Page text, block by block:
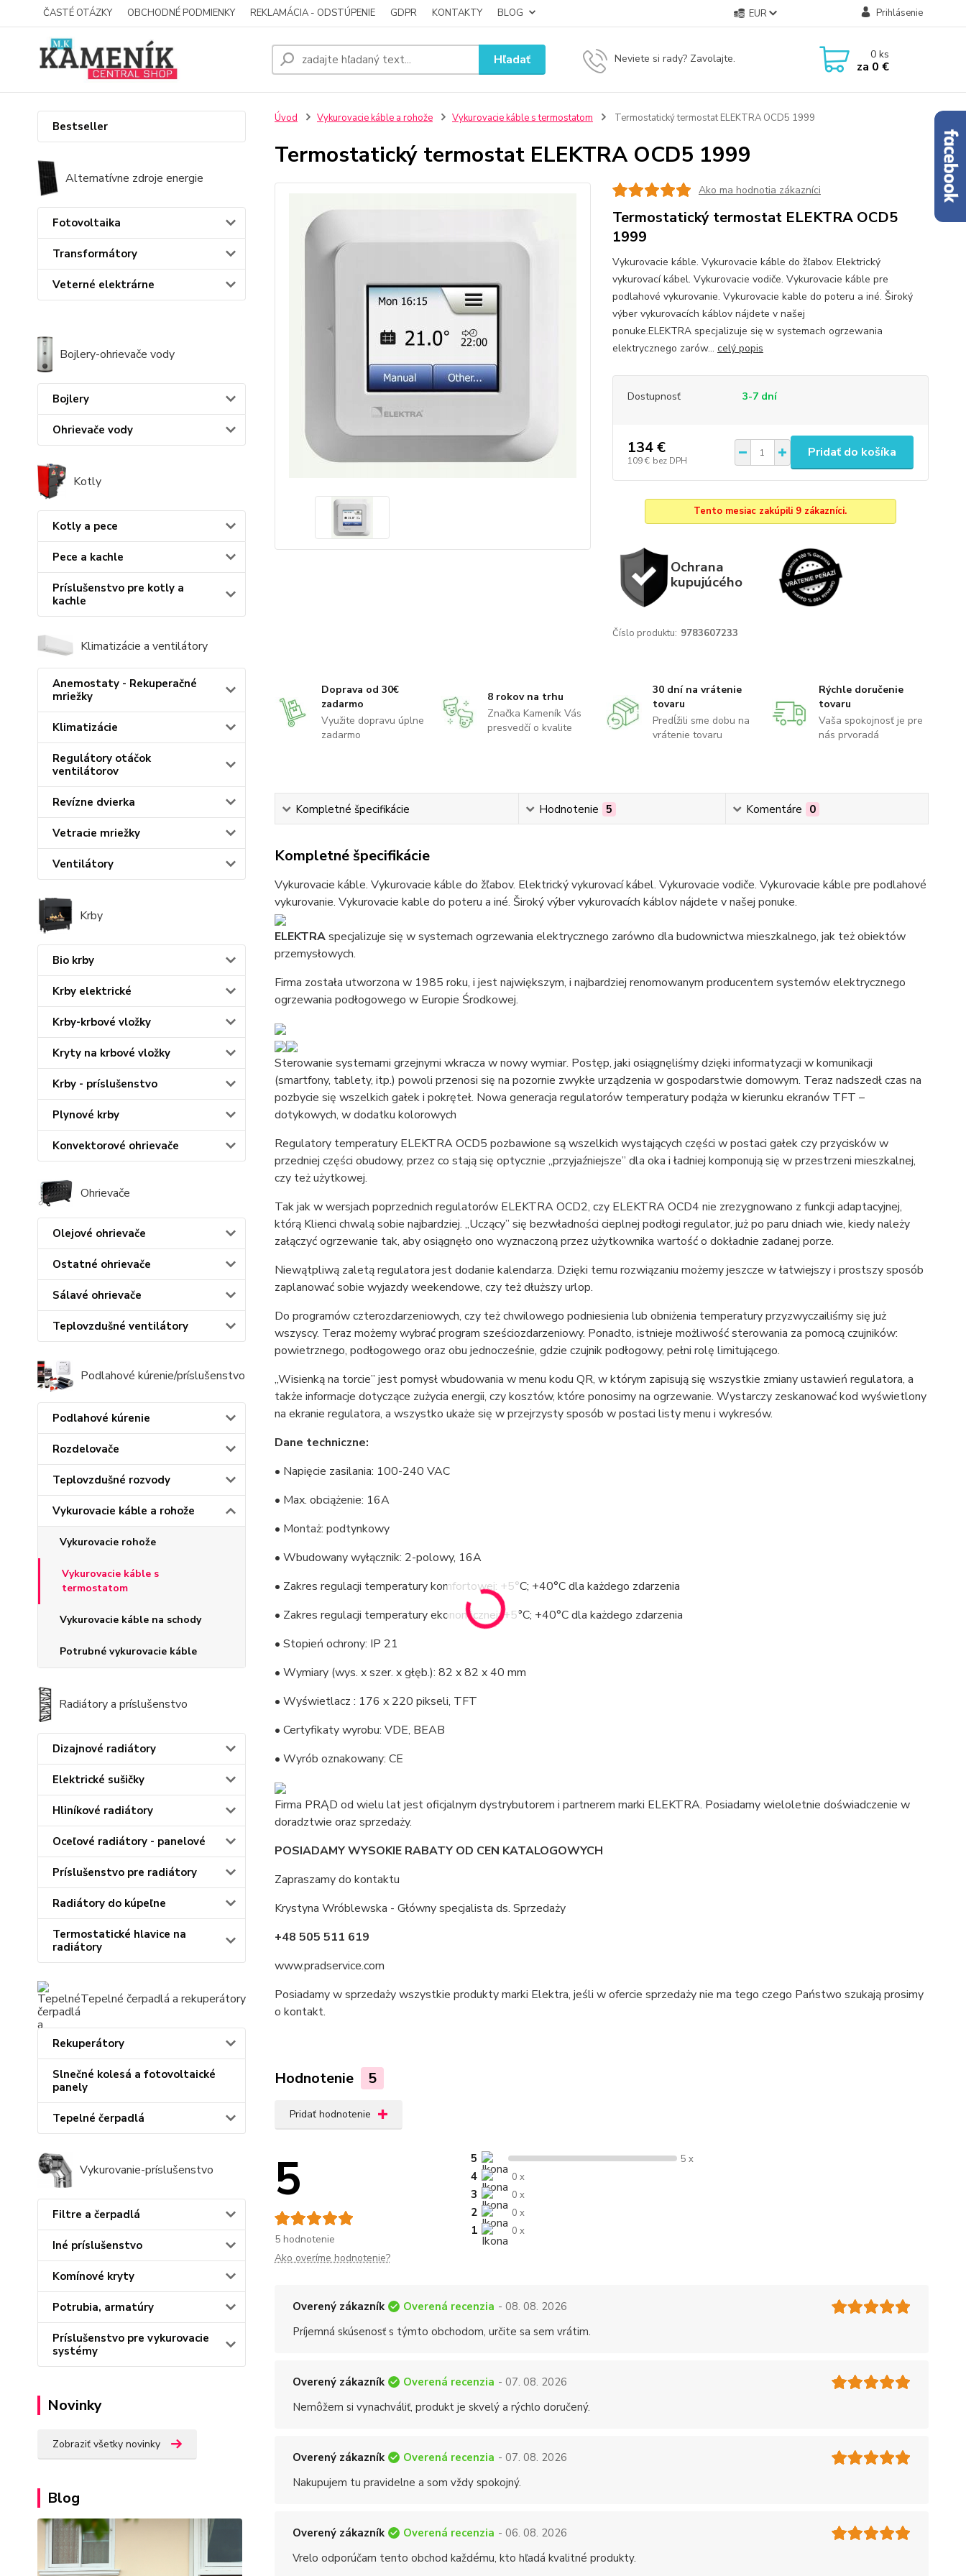
ČASTÉ OTÁZKY OBCHODNÉ PODMIENKY REKLAMÁCIA - ODSTÚPENIE GDPR KONTAKTY BLOG EUR Prihlásenie
Hľadať Neviete si rady? Zavolajte. 0ks
za 0 €
Bestseller
Alternatívne zdroje energie
Fotovoltaika
Transformátory
Veterné elektrárne
Bojlery-ohrievače vody
Bojlery
Ohrievače vody
Kotly
Kotly a pece
Pece a kachle
Príslušenstvo pre kotly a
kachle
Klimatizácie a ventilátory
Anemostaty - Rekuperačné
mriežky
Klimatizácie
Regulátory otáčok
ventilátorov
Revízne dvierka
Vetracie mriežky
Ventilátory
Krby
Bio krby
Krby elektrické
Krby-krbové vložky
Kryty na krbové vložky
Krby - príslušenstvo
Plynové krby
Konvektorové ohrievače
Ohrievače
Olejové ohrievače
Ostatné ohrievače
Sálavé ohrievače
Teplovzdušné ventilátory
Podlahové kúrenie/príslušenstvo
Podlahové kúrenie
Rozdelovače
Teplovzdušné rozvody
Vykurovacie káble a rohože
Vykurovacie rohože
Vykurovacie káble s
termostatom
Vykurovacie káble na schody
Potrubné vykurovacie káble
Radiátory a príslušenstvo
Dizajnové radiátory
Elektrické sušičky
Hliníkové radiátory
Oceľové radiátory - panelové
Príslušenstvo pre radiátory
Radiátory do kúpeľne
Termostatické hlavice na
radiátory
Tepelné čerpadlá a rekuperátory
Rekuperátory
Slnečné kolesá a fotovoltaické
panely
Tepelné čerpadlá
Vykurovanie-príslušenstvo
Filtre a čerpadlá
Iné príslušenstvo
Komínové kryty
Potrubia, armatúry
Príslušenstvo pre vykurovacie
systémy
Novinky
Zobraziť všetky novinky
Blog
Úvod Vykurovacie káble a rohože Vykurovacie káble s termostatom Termostatický termostat ELEKTRA OCD5 1999
Termostatický termostat ELEKTRA OCD5 1999
Ako ma hodnotia zákazníci
Termostatický termostat ELEKTRA OCD5
1999
Vykurovacie káble. Vykurovacie káble do žľabov. Elektrický
vykurovací kábel. Vykurovacie vodiče. Vykurovacie káble pre
podlahové vykurovanie. Vykurovacie kable do poteru a iné. Široký
výber vykurovacích káblov nájdete v našej
ponuke.ELEKTRA specjalizuje się w systemach ogrzewania
elektrycznego zarów... celý popis
Dostupnosť 3-7 dní
134 €
109 € bez DPH
Pridať do košíka
Tento mesiac zakúpili 9 zákazníci.
Ochrana
kupujúcého
Číslo produktu: 9783607233
Doprava od 30€
zadarmo
Využite dopravu úplne
zadarmo
8 rokov na trhu
Značka Kameník Vás
presvedčí o kvalite
30 dní na vrátenie
tovaru
Predĺžili sme dobu na
vrátenie tovaru
Rýchle doručenie
tovaru
Vaša spokojnosť je pre
nás prvoradá
Kompletné špecifikácie Hodnotenie 5 Komentáre 0
Kompletné špecifikácie
Vykurovacie káble. Vykurovacie káble do žľabov. Elektrický vykurovací kábel. Vykurovacie vodiče. Vykurovacie káble pre podlahové
vykurovanie. Vykurovacie kable do poteru a iné. Široký výber vykurovacích káblov nájdete v našej ponuke.
ELEKTRAspecjalizuje się w systemach ogrzewania elektrycznego zarówno dla budownictwa mieszkalnego, jak też obiektów
przemysłowych.
Firma została utworzona w 1985 roku, i jest największym, i najbardziej renomowanym producentem systemów elektrycznego
ogrzewania podłogowego w Europie Środkowej.
Sterowanie systemami grzejnymi wkracza w nowy wymiar. Postęp, jaki osiągnęliśmy dzięki informatyzacji w komunikacji
(smartfony, tablety, itp.) powoli przenosi się na pozornie zwykłe urządzenia w gospodarstwie domowym. Teraz nadszedł czas na
pozbycie się wszelkich gałek i pokręteł. Nowa generacja regulatorów temperatury podąża w kierunku ekranów TFT –
dotykowych, w dodatku kolorowych
Regulatory temperatury ELEKTRA OCD5 pozbawione są wszelkich wystających części w postaci gałek czy przycisków w
przedniej części obudowy, przez co stają się optycznie „przyjaźniejsze” dla oka i ładniej komponują się w przestrzeni mieszkalnej,
czy też użytkowej.
Tak jak w wersjach poprzednich regulatorów ELEKTRA OCD2, czy ELEKTRA OCD4 nie zrezygnowano z funkcji adaptacyjnej,
którą Klienci chwalą sobie najbardziej. „Uczący” się bezwładności cieplnej podłogi regulator, już po paru dniach wie, kiedy należy
załączyć ogrzewanie tak, aby osiągnęło ono wyznaczoną przez użytkownika wartość o dokładnie zadanej porze.
Niewątpliwą zaletą regulatora jest dodanie kalendarza. Dzięki temu rozwiązaniu możemy jeszcze w łatwiejszy i prostszy sposób
zaplanować sobie wyjazdy weekendowe, czy też dłuższy urlop.
Do programów czterozdarzeniowych, czy też chwilowego podniesienia lub obniżenia temperatury przyzwyczailiśmy się już
wszyscy. Teraz możemy wybrać program sześciozdarzeniowy. Ponadto, istnieje możliwość sterowania za pomocą czujników:
powietrznego, podłogowego oraz obu jednocześnie, gdzie czujnik podłogowy, pełni rolę limitującego.
„Wisienką na torcie” jest pomysł wbudowania w menu kodu QR, w którym zapisują się wszystkie zmiany ustawień regulatora, a
także informacje dotyczące zużycia energii, czy kosztów, które ponosimy na ogrzewanie. Wystarczy zeskanować kod wyświetlony
na ekranie regulatora, a wszystko ukaże się w przejrzysty sposób w postaci listy menu i wykresów.
Dane techniczne:
• Napięcie zasilania: 100-240 VAC
• Max. obciążenie: 16A
• Montaż: podtynkowy
• Wbudowany wyłącznik: 2-polowy, 16A
• Zakres regulacji temperatury komfortowej: +5°C; +40°C dla każdego zdarzenia
• Zakres regulacji temperatury ekonomicznej: +5°C; +40°C dla każdego zdarzenia
• Stopień ochrony: IP 21
• Wymiary (wys. x szer. x głęb.): 82 x 82 x 40 mm
• Wyświetlacz : 176 x 220 pikseli, TFT
• Certyfikaty wyrobu: VDE, BEAB
• Wyrób oznakowany: CE
Firma PRĄD od wielu lat jest oficjalnym dystrybutorem i partnerem marki ELEKTRA. Posiadamy wieloletnie doświadczenie w
doradztwie oraz sprzedaży.
POSIADAMY WYSOKIE RABATY OD CEN KATALOGOWYCH
Zapraszamy do kontaktu
Krystyna Wróblewska - Główny specjalista ds. Sprzedaży
+48 505 511 619
www.pradservice.com
Posiadamy w sprzedaży wszystkie produkty marki Elektra, jeśli w ofercie sprzedaży nie ma tego czego Państwo szukają prosimy
o kontakt.
Hodnotenie 5
Pridať hodnotenie
5
5 hodnotenie
5 5 x
4 0 x
3 0 x
2 0 x
1 0 x
Ako overíme hodnotenie?
Overený zákazník Overená recenzia - 08. 08. 2026
Príjemná skúsenosť s týmto obchodom, určite sa sem vrátim.
Overený zákazník Overená recenzia - 07. 08. 2026
Nemôžem si vynachváliť, produkt je skvelý a rýchlo doručený.
Overený zákazník Overená recenzia - 07. 08. 2026
Nakupujem tu pravidelne a som vždy spokojný.
Overený zákazník Overená recenzia - 06. 08. 2026
Vrelo odporúčam tento obchod každému, kto hľadá kvalitné produkty.